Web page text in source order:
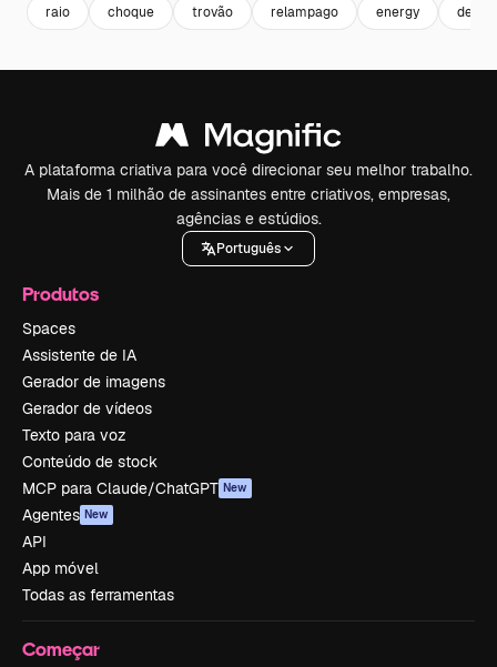
raio choque trovão relampago energy design
A plataforma criativa para você direcionar seu melhor trabalho.
Mais de 1 milhão de assinantes entre criativos, empresas,
agências e estúdios.
Português
Produtos
Spaces
Assistente de IA
Gerador de imagens
Gerador de vídeos
Texto para voz
Conteúdo de stock
MCP para Claude/ChatGPT New
Agentes New
API
App móvel
Todas as ferramentas
Começar